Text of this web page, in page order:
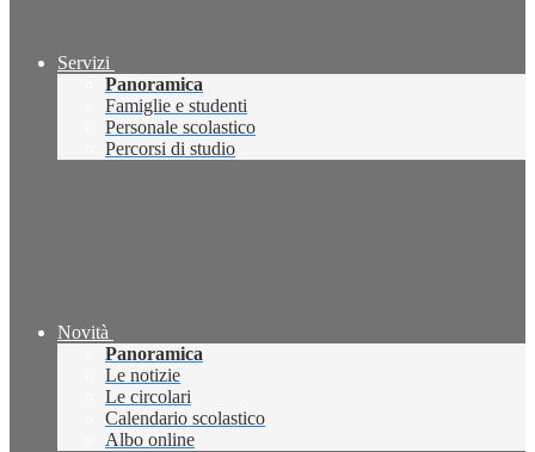
Servizi
Panoramica
Famiglie e studenti
Personale scolastico
Percorsi di studio
Novità
Panoramica
Le notizie
Le circolari
Calendario scolastico
Albo online